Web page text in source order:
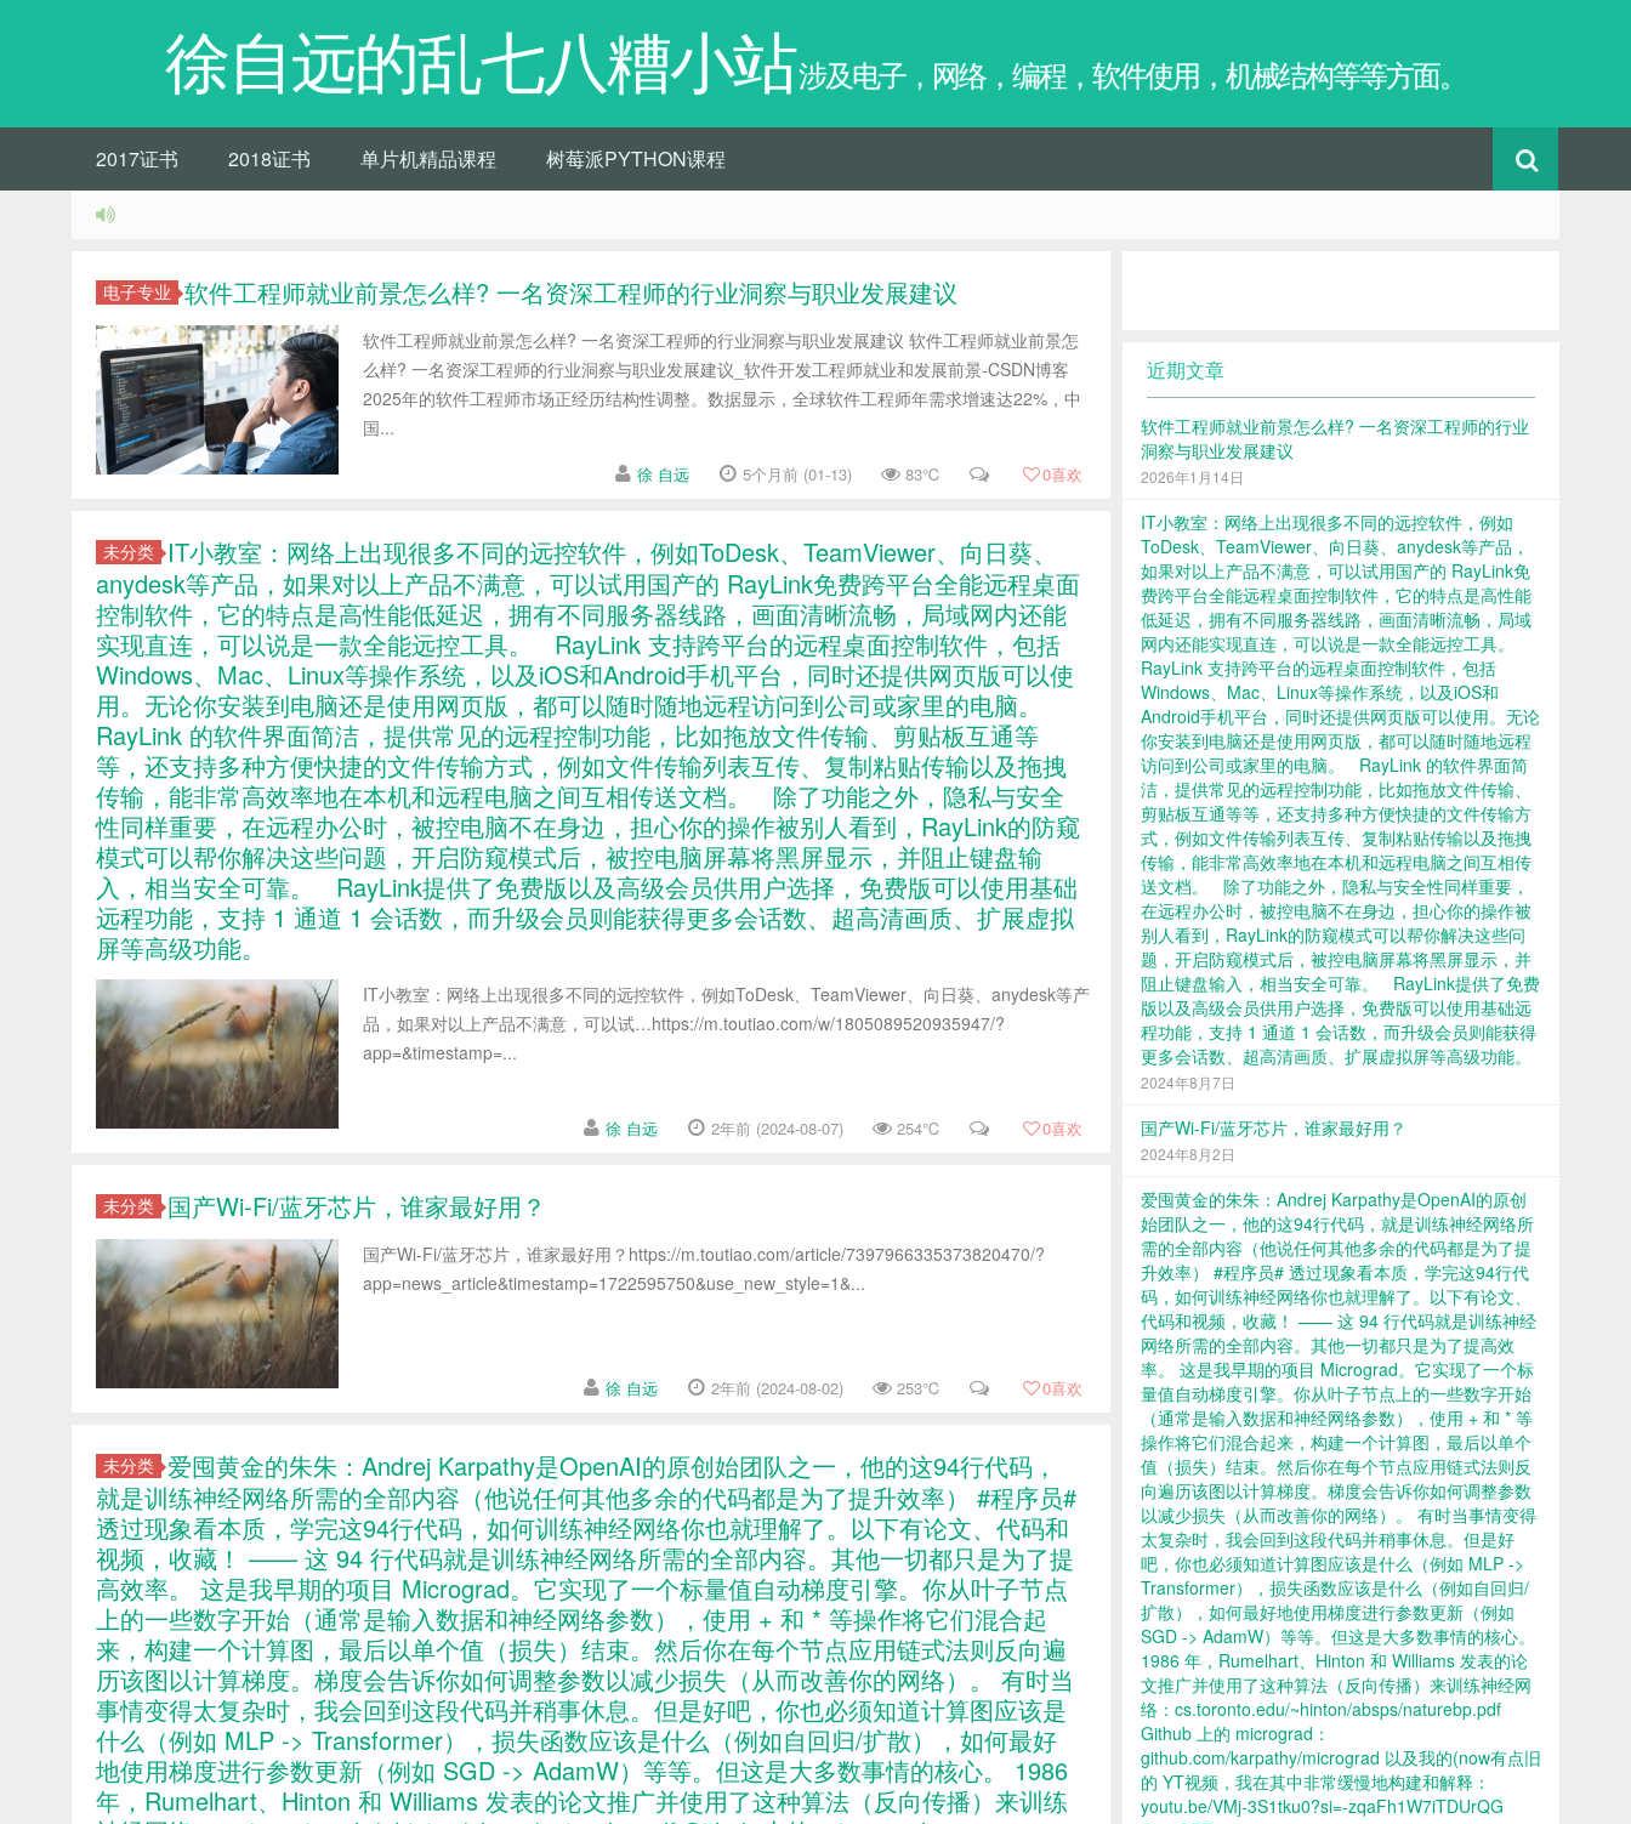
徐自远的乱七八糟小站涉及电子，网络，编程，软件使用，机械结构等等方面。
2017证书 2018证书 单片机精品课程 树莓派PYTHON课程
电子专业 软件工程师就业前景怎么样? 一名资深工程师的行业洞察与职业发展建议
软件工程师就业前景怎么样? 一名资深工程师的行业洞察与职业发展建议 软件工程师就业前景怎
么样? 一名资深工程师的行业洞察与职业发展建议_软件开发工程师就业和发展前景-CSDN博客
2025年的软件工程师市场正经历结构性调整。数据显示，全球软件工程师年需求增速达22%，中
国...
徐 自远 5个月前 (01-13) 83℃ 0喜欢
未分类
IT小教室：网络上出现很多不同的远控软件，例如ToDesk、TeamViewer、向日葵、
anydesk等产品，如果对以上产品不满意，可以试用国产的 RayLink免费跨平台全能远程桌面
控制软件，它的特点是高性能低延迟，拥有不同服务器线路，画面清晰流畅，局域网内还能
实现直连，可以说是一款全能远控工具。 RayLink 支持跨平台的远程桌面控制软件，包括
Windows、Mac、Linux等操作系统，以及iOS和Android手机平台，同时还提供网页版可以使
用。无论你安装到电脑还是使用网页版，都可以随时随地远程访问到公司或家里的电脑。
RayLink 的软件界面简洁，提供常见的远程控制功能，比如拖放文件传输、剪贴板互通等
等，还支持多种方便快捷的文件传输方式，例如文件传输列表互传、复制粘贴传输以及拖拽
传输，能非常高效率地在本机和远程电脑之间互相传送文档。 除了功能之外，隐私与安全
性同样重要，在远程办公时，被控电脑不在身边，担心你的操作被别人看到，RayLink的防窥
模式可以帮你解决这些问题，开启防窥模式后，被控电脑屏幕将黑屏显示，并阻止键盘输
入，相当安全可靠。 RayLink提供了免费版以及高级会员供用户选择，免费版可以使用基础
远程功能，支持 1 通道 1 会话数，而升级会员则能获得更多会话数、超高清画质、扩展虚拟
屏等高级功能。
IT小教室：网络上出现很多不同的远控软件，例如ToDesk、TeamViewer、向日葵、anydesk等产
品，如果对以上产品不满意，可以试…https://m.toutiao.com/w/1805089520935947/?
app=&timestamp=...
徐 自远 2年前 (2024-08-07) 254℃ 0喜欢
未分类 国产Wi-Fi/蓝牙芯片，谁家最好用？
国产Wi-Fi/蓝牙芯片，谁家最好用？https://m.toutiao.com/article/7397966335373820470/?
app=news_article&timestamp=1722595750&use_new_style=1&...
徐 自远 2年前 (2024-08-02) 253℃ 0喜欢
未分类 爱囤黄金的朱朱：Andrej Karpathy是OpenAI的原创始团队之一，他的这94行代码，
就是训练神经网络所需的全部内容（他说任何其他多余的代码都是为了提升效率） #程序员#
透过现象看本质，学完这94行代码，如何训练神经网络你也就理解了。以下有论文、代码和
视频，收藏！ —— 这 94 行代码就是训练神经网络所需的全部内容。其他一切都只是为了提
高效率。 这是我早期的项目 Micrograd。它实现了一个标量值自动梯度引擎。你从叶子节点
上的一些数字开始（通常是输入数据和神经网络参数），使用 + 和 * 等操作将它们混合起
来，构建一个计算图，最后以单个值（损失）结束。然后你在每个节点应用链式法则反向遍
历该图以计算梯度。梯度会告诉你如何调整参数以减少损失（从而改善你的网络）。 有时当
事情变得太复杂时，我会回到这段代码并稍事休息。但是好吧，你也必须知道计算图应该是
什么（例如 MLP -> Transformer），损失函数应该是什么（例如自回归/扩散），如何最好
地使用梯度进行参数更新（例如 SGD -> AdamW）等等。但这是大多数事情的核心。 1986
年，Rumelhart、Hinton 和 Williams 发表的论文推广并使用了这种算法（反向传播）来训练
近期文章
软件工程师就业前景怎么样? 一名资深工程师的行业
洞察与职业发展建议
2026年1月14日
IT小教室：网络上出现很多不同的远控软件，例如
ToDesk、TeamViewer、向日葵、anydesk等产品，
如果对以上产品不满意，可以试用国产的 RayLink免
费跨平台全能远程桌面控制软件，它的特点是高性能
低延迟，拥有不同服务器线路，画面清晰流畅，局域
网内还能实现直连，可以说是一款全能远控工具。
RayLink 支持跨平台的远程桌面控制软件，包括
Windows、Mac、Linux等操作系统，以及iOS和
Android手机平台，同时还提供网页版可以使用。无论
你安装到电脑还是使用网页版，都可以随时随地远程
访问到公司或家里的电脑。 RayLink 的软件界面简
洁，提供常见的远程控制功能，比如拖放文件传输、
剪贴板互通等等，还支持多种方便快捷的文件传输方
式，例如文件传输列表互传、复制粘贴传输以及拖拽
传输，能非常高效率地在本机和远程电脑之间互相传
送文档。 除了功能之外，隐私与安全性同样重要，
在远程办公时，被控电脑不在身边，担心你的操作被
别人看到，RayLink的防窥模式可以帮你解决这些问
题，开启防窥模式后，被控电脑屏幕将黑屏显示，并
阻止键盘输入，相当安全可靠。 RayLink提供了免费
版以及高级会员供用户选择，免费版可以使用基础远
程功能，支持 1 通道 1 会话数，而升级会员则能获得
更多会话数、超高清画质、扩展虚拟屏等高级功能。
2024年8月7日
国产Wi-Fi/蓝牙芯片，谁家最好用？
2024年8月2日
爱囤黄金的朱朱：Andrej Karpathy是OpenAI的原创
始团队之一，他的这94行代码，就是训练神经网络所
需的全部内容（他说任何其他多余的代码都是为了提
升效率） #程序员# 透过现象看本质，学完这94行代
码，如何训练神经网络你也就理解了。以下有论文、
代码和视频，收藏！ —— 这 94 行代码就是训练神经
网络所需的全部内容。其他一切都只是为了提高效
率。 这是我早期的项目 Micrograd。它实现了一个标
量值自动梯度引擎。你从叶子节点上的一些数字开始
（通常是输入数据和神经网络参数），使用 + 和 * 等
操作将它们混合起来，构建一个计算图，最后以单个
值（损失）结束。然后你在每个节点应用链式法则反
向遍历该图以计算梯度。梯度会告诉你如何调整参数
以减少损失（从而改善你的网络）。 有时当事情变得
太复杂时，我会回到这段代码并稍事休息。但是好
吧，你也必须知道计算图应该是什么（例如 MLP ->
Transformer），损失函数应该是什么（例如自回归/
扩散），如何最好地使用梯度进行参数更新（例如
SGD -> AdamW）等等。但这是大多数事情的核心。
1986 年，Rumelhart、Hinton 和 Williams 发表的论
文推广并使用了这种算法（反向传播）来训练神经网
络：cs.toronto.edu/~hinton/absps/naturebp.pdf
Github 上的 micrograd：
github.com/karpathy/micrograd 以及我的(now有点旧
的 YT视频，我在其中非常缓慢地构建和解释：
youtu.be/VMj-3S1tku0?si=-zqaFh1W7iTDUrQG